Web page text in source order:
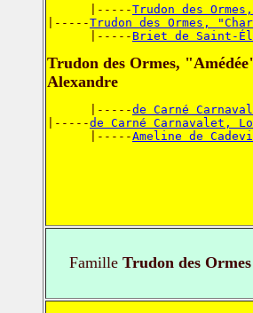
      |-----
Trudon des
|-----Trudon des Ormes,
      |-----
Briet de Saint-
Trudon des Ormes,
Alexandre
      |-----
de Carné
|-----de Carné Carnavalet,
      |-----
Ameline de
FamilleTrudon des